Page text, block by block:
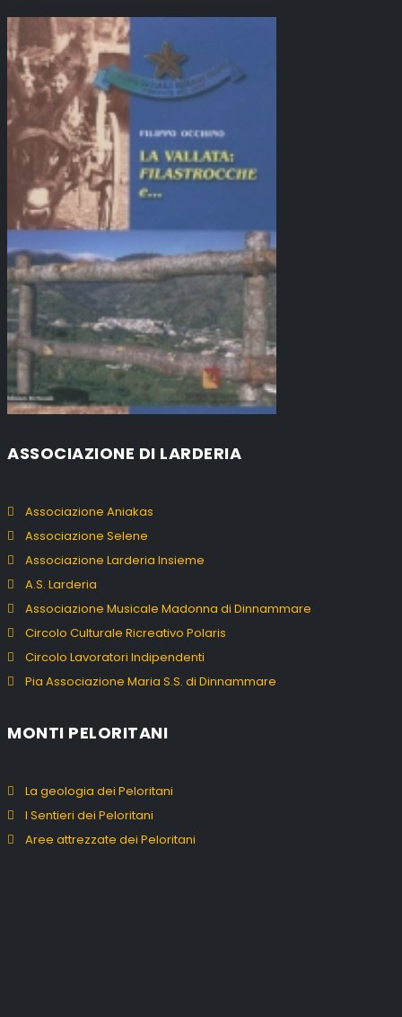
ASSOCIAZIONE DI LARDERIA
Associazione Aniakas
Associazione Selene
Associazione Larderia Insieme
A.S. Larderia
Associazione Musicale Madonna di Dinnammare
Circolo Culturale Ricreativo Polaris
Circolo Lavoratori Indipendenti
Pia Associazione Maria S.S. di Dinnammare
MONTI PELORITANI
La geologia dei Peloritani
I Sentieri dei Peloritani
Aree attrezzate dei Peloritani